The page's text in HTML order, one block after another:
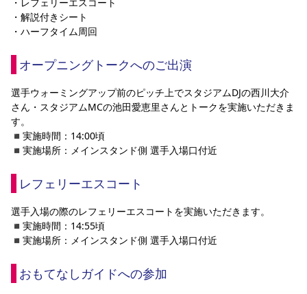
・解説付きシート
・ハーフタイム周回
オープニングトークへのご出演
選手ウォーミングアップ前のピッチ上でスタジアムDJの西川大介
さん・スタジアムMCの池田愛恵里さんとトークを実施いただきま
す。
◾️実施時間：14:00頃
◾️実施場所：メインスタンド側 選手入場口付近
レフェリーエスコート
選手入場の際のレフェリーエスコートを実施いただきます。
◾️実施時間：14:55頃
◾️実施場所：メインスタンド側 選手入場口付近
おもてなしガイドへの参加